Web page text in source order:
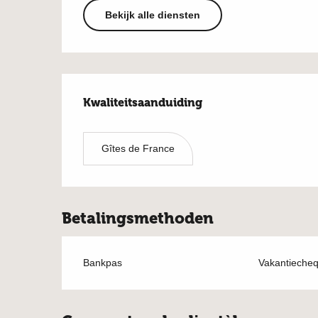
Bekijk alle diensten
Dienstverlening
Kwaliteitsaanduiding
Kwaliteitsaanduiding
Gîtes de France
Betalingsmethoden
Bankpas